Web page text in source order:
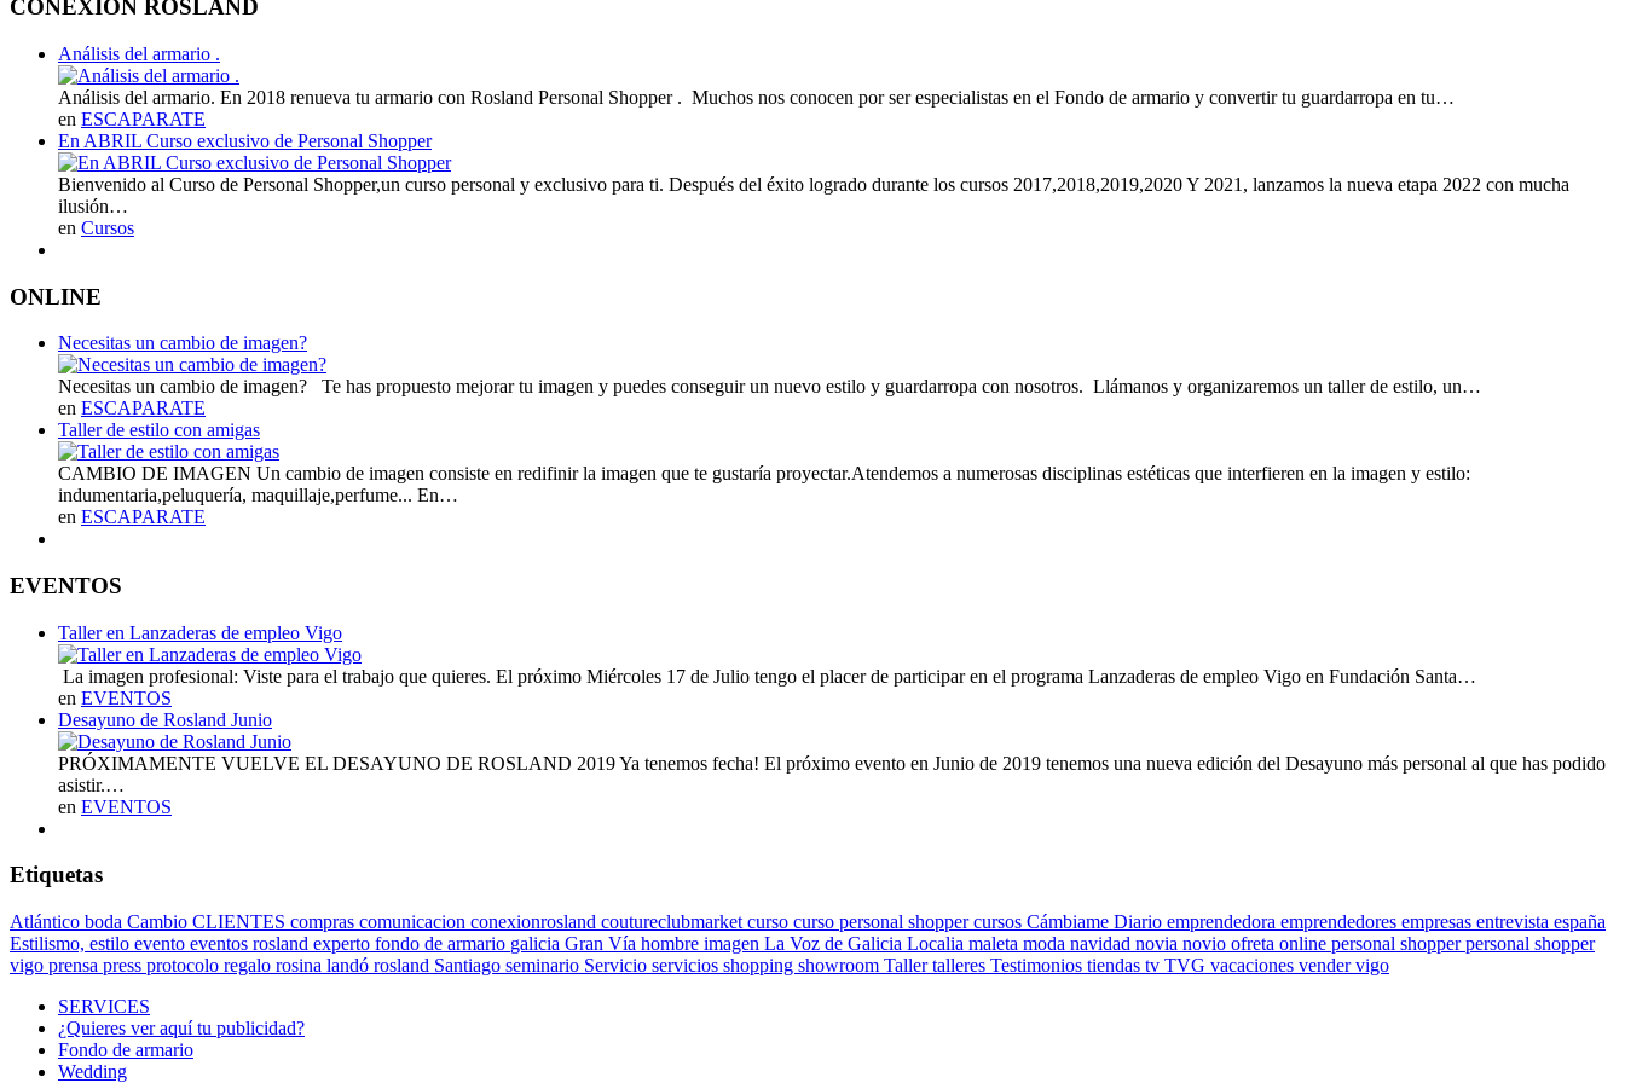
CONEXION ROSLAND
Análisis del armario .
Análisis del armario. En 2018 renueva tu armario con Rosland Personal Shopper . Muchos nos conocen por ser especialistas en el Fondo de armario y convertir tu guardarropa en tu…
en ESCAPARATE
En ABRIL Curso exclusivo de Personal Shopper
Bienvenido al Curso de Personal Shopper,un curso personal y exclusivo para ti. Después del éxito logrado durante los cursos 2017,2018,2019,2020 Y 2021, lanzamos la nueva etapa 2022 con mucha
ilusión…
en Cursos
ONLINE
Necesitas un cambio de imagen?
Necesitas un cambio de imagen? Te has propuesto mejorar tu imagen y puedes conseguir un nuevo estilo y guardarropa con nosotros. Llámanos y organizaremos un taller de estilo, un…
en ESCAPARATE
Taller de estilo con amigas
CAMBIO DE IMAGEN Un cambio de imagen consiste en redifinir la imagen que te gustaría proyectar.Atendemos a numerosas disciplinas estéticas que interfieren en la imagen y estilo:
indumentaria,peluquería, maquillaje,perfume... En…
en ESCAPARATE
EVENTOS
Taller en Lanzaderas de empleo Vigo
La imagen profesional: Viste para el trabajo que quieres. El próximo Miércoles 17 de Julio tengo el placer de participar en el programa Lanzaderas de empleo Vigo en Fundación Santa…
en EVENTOS
Desayuno de Rosland Junio
PRÓXIMAMENTE VUELVE EL DESAYUNO DE ROSLAND 2019 Ya tenemos fecha! El próximo evento en Junio de 2019 tenemos una nueva edición del Desayuno más personal al que has podido
asistir.…
en EVENTOS
Etiquetas
Atlántico boda Cambio CLIENTES compras comunicacion conexionrosland coutureclubmarket curso curso personal shoppercursos Cámbiame Diario emprendedora emprendedores empresas entrevista españa
Estilismo, estilo evento eventos rosland experto fondo de armario galicia Gran Vía hombre imagen La Voz de Galicia Localia maleta moda navidad novia novio ofreta online personal shopperpersonal shopper
vigo prensa press protocolo regalo rosina landó rosland Santiago seminario Servicio servicios shopping showroom Tallertalleres Testimonios tiendas tv TVG vacaciones vendervigo
SERVICES
¿Quieres ver aquí tu publicidad?
Fondo de armario
Wedding